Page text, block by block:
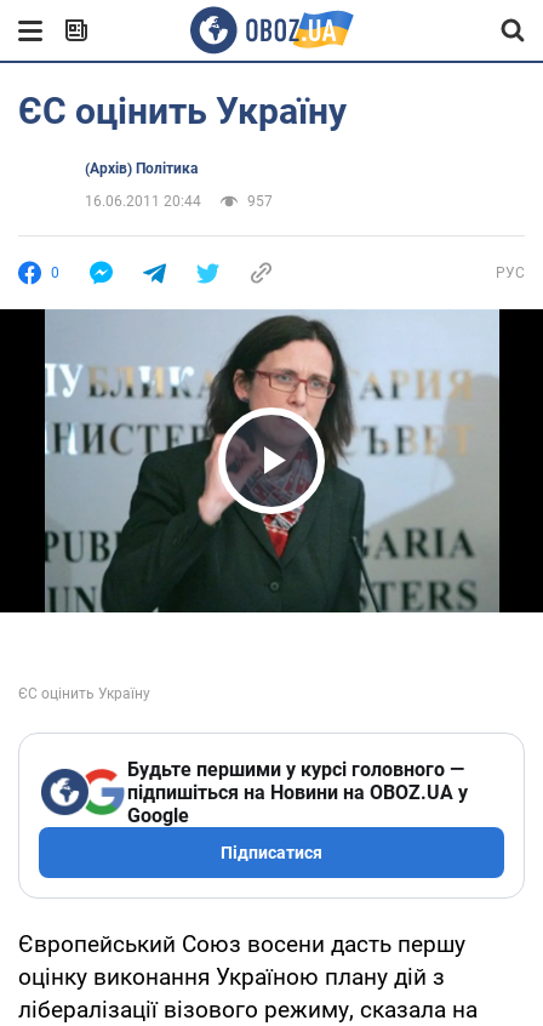
ЄС оцінить Україну
(Архів) Політика
16.06.2011 20:44
957
0 РУС
Play Video
Будьте першими у курсі головного —
підпишіться на Новини на OBOZ.UA у
Google
Підписатися
Європейський Союз восени дасть першу
оцінку виконання Україною плану дій з
лібералізації візового режиму, сказала на